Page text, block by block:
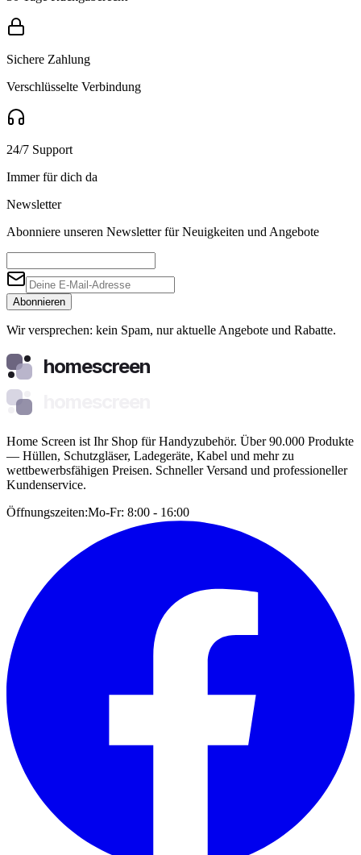
Sichere Zahlung
Verschlüsselte Verbindung
24/7 Support
Immer für dich da
Newsletter
Abonniere unseren Newsletter für Neuigkeiten und Angebote
Abonnieren
Wir versprechen: kein Spam, nur aktuelle Angebote und Rabatte.
homescreen
Home Screen ist Ihr Shop für Handyzubehör. Über 90.000 Produkte
— Hüllen, Schutzgläser, Ladegeräte, Kabel und mehr zu
wettbewerbsfähigen Preisen. Schneller Versand und professioneller
Kundenservice.
Öffnungszeiten:Mo-Fr: 8:00 - 16:00